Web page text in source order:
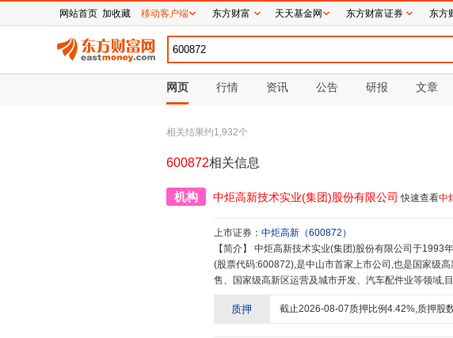
网页 行情 资讯 公告 研报 文章
相关结果约1,932个
600872相关信息
机构 中炬高新技术实业(集团)股份有限公司 快速查看中
上市证券： 中炬高新 （600872 ）
【简介】
(股票代码:600872),是中山市首家上市公司,也是国家级
售、国家级高新区运营及城市开发、汽车配件业等领域,
司、中山中炬精工机械有限公司、中山市中炬高新物业
质押 截止2026-08-07质押比例4.42%,质押股
网站首页 加收藏 移动客户端 东方财富 天天基金网 东方财富证券 东方